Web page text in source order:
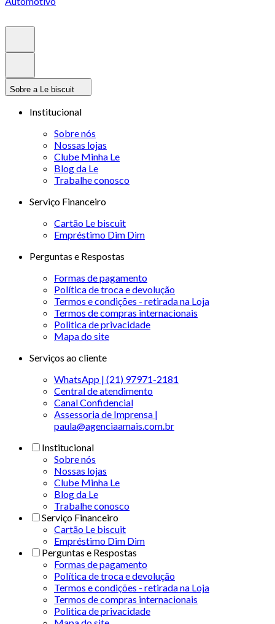
Sobre a Le biscuit
Institucional
Sobre nós
Nossas lojas
Clube Minha Le
Blog da Le
Trabalhe conosco
Serviço Financeiro
Cartão Le biscuit
Empréstimo Dim Dim
Perguntas e Respostas
Formas de pagamento
Política de troca e devolução
Termos e condições - retirada na Loja
Termos de compras internacionais
Politica de privacidade
Mapa do site
Serviços ao cliente
WhatsApp | (21) 97971-2181
Central de atendimento
Canal Confidencial
Assessoria de Imprensa |
paula@agenciaamais.com.br
Institucional
Sobre nós
Nossas lojas
Clube Minha Le
Blog da Le
Trabalhe conosco
Serviço Financeiro
Cartão Le biscuit
Empréstimo Dim Dim
Perguntas e Respostas
Formas de pagamento
Política de troca e devolução
Termos e condições - retirada na Loja
Termos de compras internacionais
Politica de privacidade